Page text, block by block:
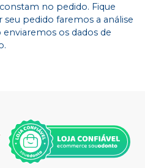
no pedido. Fique
pedido faremos a análise
os dados de